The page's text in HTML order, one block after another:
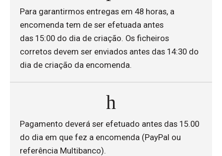
Para garantirmos entregas em 48 horas, a
encomenda tem de ser efetuada antes
das 15:00 do dia de criação. Os ficheiros
corretos devem ser enviados antes das 14:30 do
dia de criação da encomenda.
Pagamento deverá ser efetuado antes das 15.00
do dia em que fez a encomenda (PayPal ou
referência Multibanco).